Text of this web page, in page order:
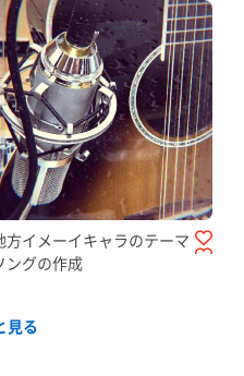
方イメーイキャラのテーマ
ングの作成
見る